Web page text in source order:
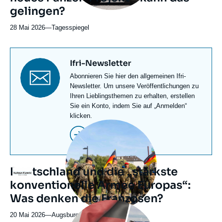
gelingen?
28 Mai 2026—Nom
journal,
ou
émission
Tagesspiegel
Titre
newsletter
Ifri-Newsletter
Texte
Newsletter
Abonnieren Sie hier den allgemeinen Ifri-
Newsletter. Um unsere Veröffentlichungen zu
Ihren Lieblingsthemen zu erhalten, erstellen
Sie ein Konto, indem Sie auf „Anmelden“
klicken.
Abonnieren
Logo
principale
médiatique
Deutschland und die „stärkste
konventionelle Armee Europas“:
Was denken die Franzosen?
20 Mai 2026—Nom
Augsburger Allgemeine
Image
principale
médiatique